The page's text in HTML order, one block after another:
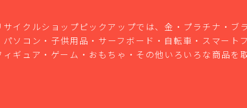
サイクルショップピックアップでは、金・プラチナ・ブ
パソコン・子供用品・サーフボード・自転車・スマート
ィギュア・ゲーム・おもちゃ・その他いろいろな商品を